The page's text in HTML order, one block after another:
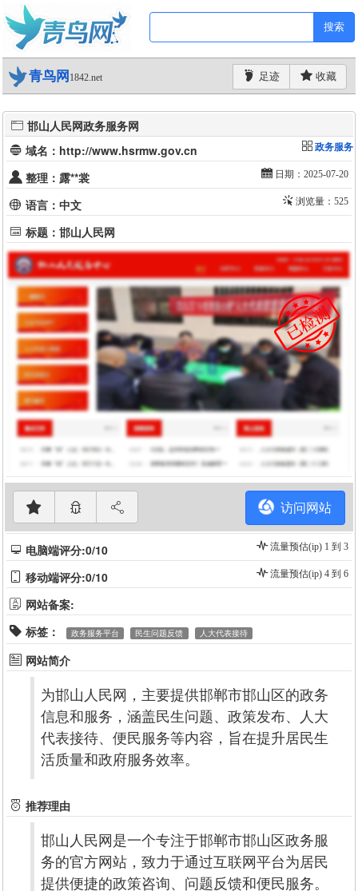
搜索
青鸟网 1842.net 足迹 收藏
邯山人民网政务服务网
域名：http://www.hsrmw.gov.cn
政务服务
整理：露**裳 日期：2025-07-20
语言：中文 浏览量：525
标题：邯山人民网
访问网站
电脑端评分:0/10 流量预估(ip) 1 到 3
移动端评分:0/10 流量预估(ip) 4 到 6
网站备案:
标签：
政务服务平台 民生问题反馈 人大代表接待
网站简介
为邯山人民网，主要提供邯郸市邯山区的政务
信息和服务，涵盖民生问题、政策发布、人大
代表接待、便民服务等内容，旨在提升居民生
活质量和政府服务效率。
推荐理由
邯山人民网是一个专注于邯郸市邯山区政务服
务的官方网站，致力于通过互联网平台为居民
提供便捷的政策咨询、问题反馈和便民服务。